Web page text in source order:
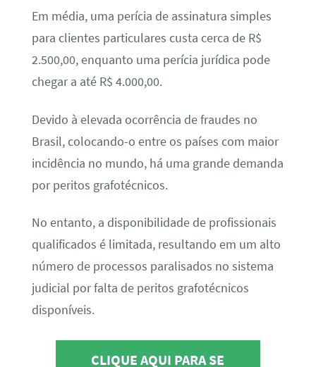
Em média, uma perícia de assinatura simples
para clientes particulares custa cerca de R$
2.500,00, enquanto uma perícia jurídica pode
chegar a até R$ 4.000,00.
Devido à elevada ocorrência de fraudes no
Brasil, colocando-o entre os países com maior
incidência no mundo, há uma grande demanda
por peritos grafotécnicos.
No entanto, a disponibilidade de profissionais
qualificados é limitada, resultando em um alto
número de processos paralisados no sistema
judicial por falta de peritos grafotécnicos
disponíveis.
CLIQUE AQUI PARA SE